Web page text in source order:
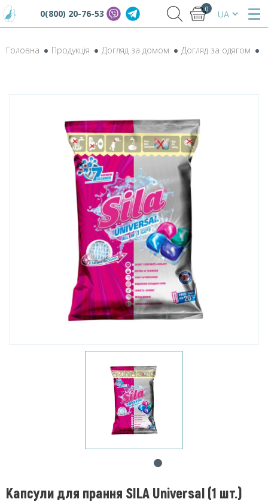
0(800) 20-76-53 0
Головна Продукція Догляд за домом Догляд за одягом
Капсули для прання SILA Universal (1 шт.)